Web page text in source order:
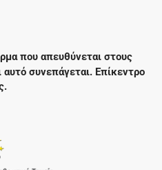
που απευθύνεται στους
αυτό συνεπάγεται. Επίκεντρο